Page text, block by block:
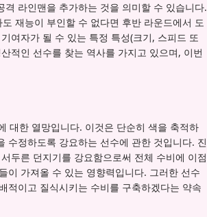
라인맨을 추가하는 것을 의미할 수 있습니다.
재능이 부인할 수 없다면 후반 라운드에서 도
여자가 될 수 있는 특정 특성(크기, 스피드 또
적인 선수를 찾는 역사를 가지고 있으며, 이번
대한 열망입니다. 이것은 단순히 색을 축적하
수정하도록 강요하는 선수에 관한 것입니다. 진
두른 던지기를 강요함으로써 전체 수비에 이점
이 가져올 수 있는 영향력입니다. 그러한 선수
적이고 질식시키는 수비를 구축하겠다는 약속